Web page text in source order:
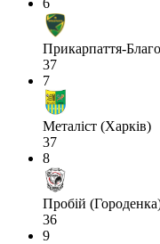
Прикарпаття-
37
7
Металіст (Харків)
37
8
Пробій
36
9